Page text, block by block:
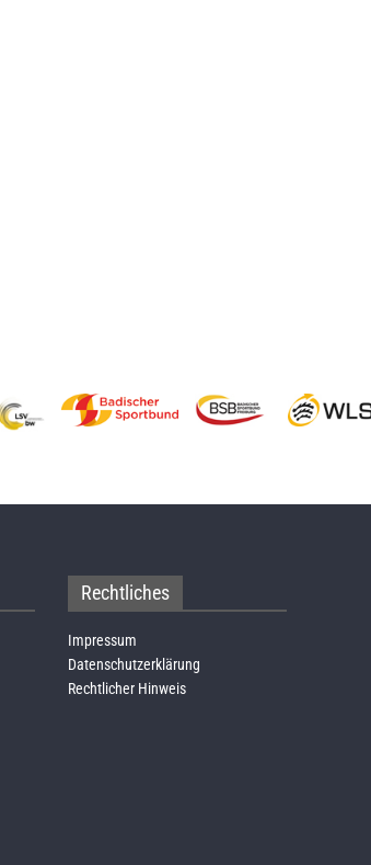
Rechtliches
Impressum
Datenschutzerklärung
Rechtlicher Hinweis